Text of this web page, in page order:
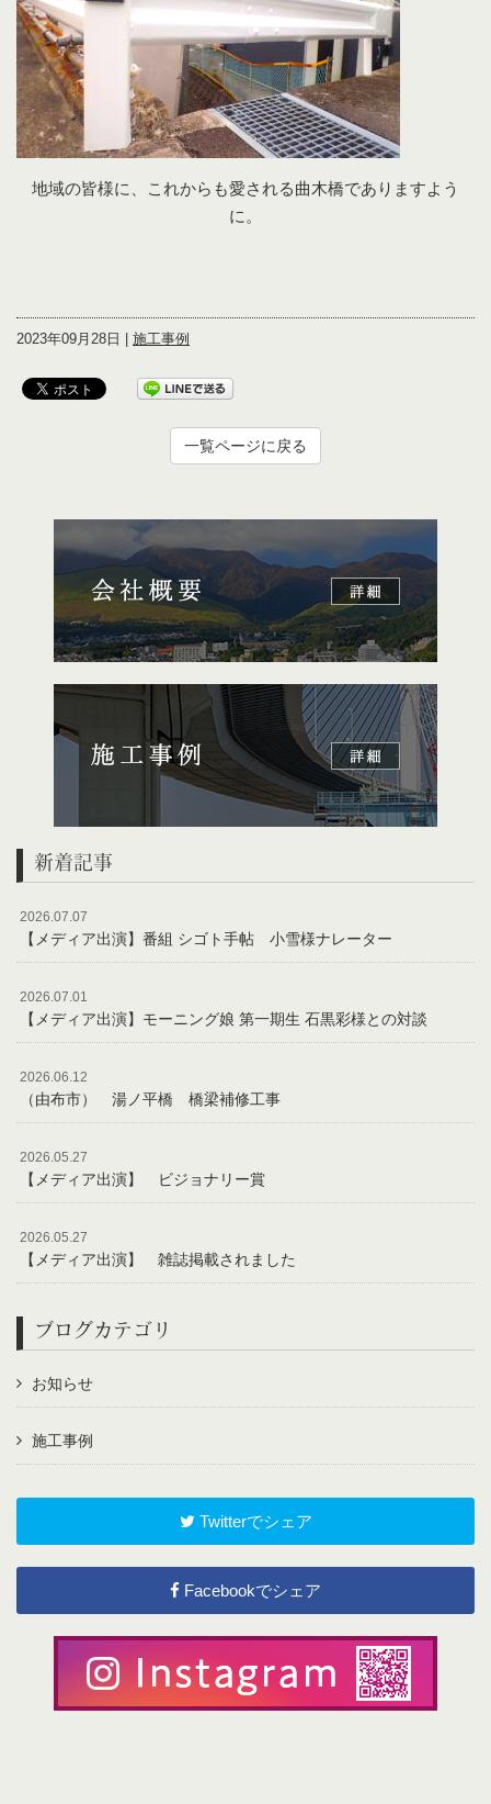
地域の皆様に、これからも愛される曲木橋でありますよう
に。
2023年09月28日 | 施工事例
一覧ページに戻る
新着記事
2026.07.07
【メディア出演】番組 シゴト手帖 小雪様ナレーター
2026.07.01
【メディア出演】モーニング娘 第一期生 石黒彩様との対談
2026.06.12
（由布市） 湯ノ平橋 橋梁補修工事
2026.05.27
【メディア出演】 ビジョナリー賞
2026.05.27
【メディア出演】 雑誌掲載されました
ブログカテゴリ
お知らせ
施工事例
Twitterでシェア
Facebookでシェア